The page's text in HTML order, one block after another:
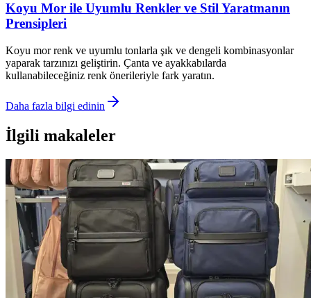
Koyu Mor ile Uyumlu Renkler ve Stil Yaratmanın
Prensipleri
Koyu mor renk ve uyumlu tonlarla şık ve dengeli kombinasyonlar
yaparak tarzınızı geliştirin. Çanta ve ayakkabılarda
kullanabileceğiniz renk önerileriyle fark yaratın.
Daha fazla bilgi edinin
İlgili makaleler